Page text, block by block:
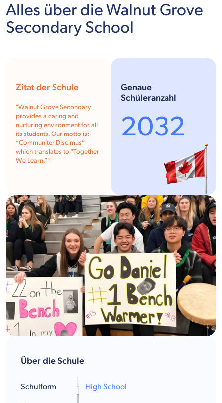
Alles über die Walnut Grove
Secondary School
Über die Schule
Schulform High School
Zitat der Schule
"Walnut Grove Secondary
provides a caring and
nurturing environment for all
its students. Our motto is:
“Communiter Discimus”
which translates to “Together
We Learn.”"
Genaue
Schüleranzahl
2032